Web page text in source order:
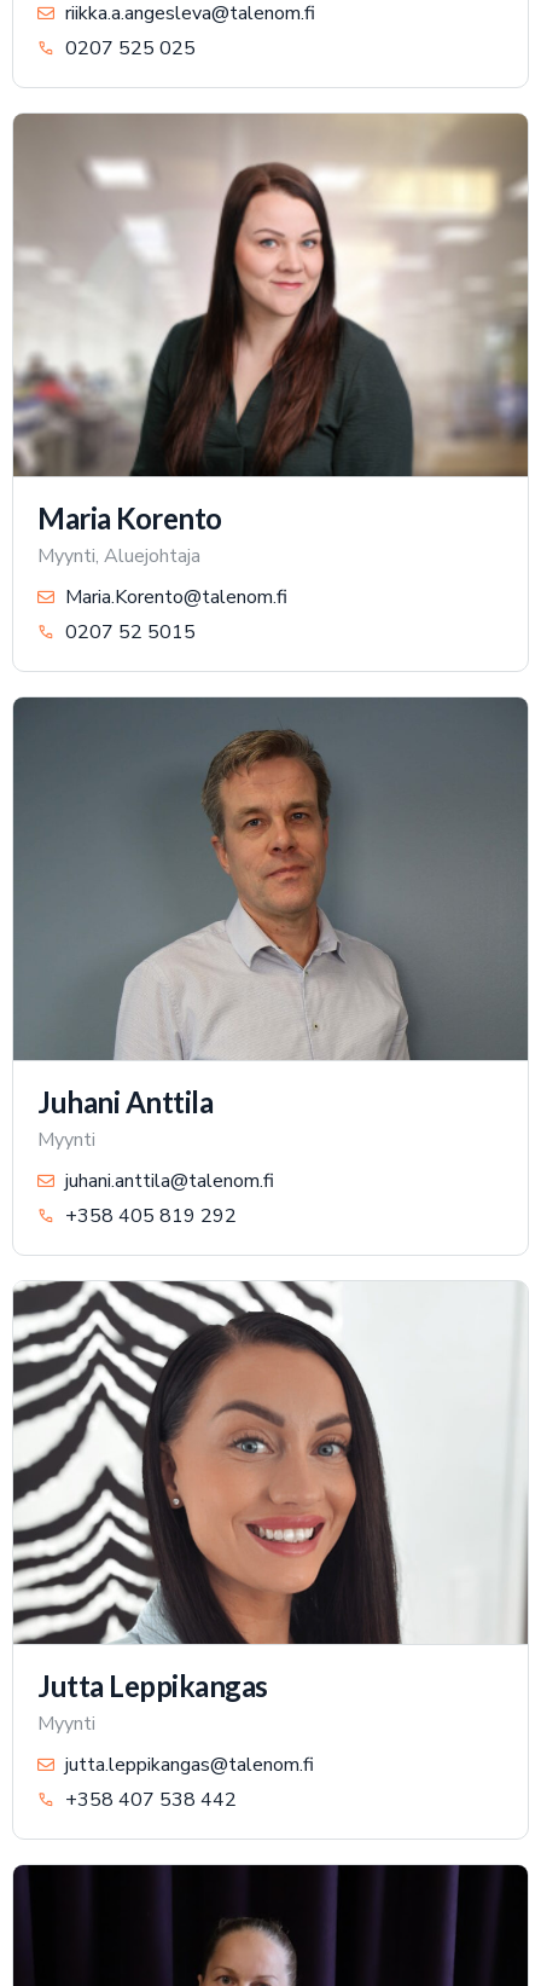
riikka.a.angesleva@talenom.fi
0207 525 025
Maria Korento
Myynti, Aluejohtaja
Maria.Korento@talenom.fi
0207 52 5015
Juhani Anttila
Myynti
juhani.anttila@talenom.fi
+358 405 819 292
Jutta Leppikangas
Myynti
jutta.leppikangas@talenom.fi
+358 407 538 442